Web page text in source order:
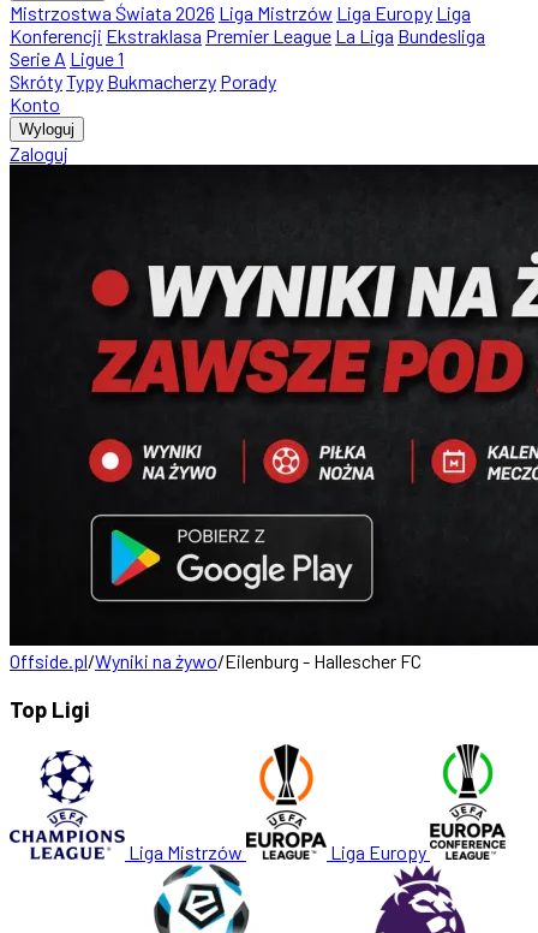
Mistrzostwa Świata 2026 Liga Mistrzów Liga Europy Liga
Konferencji Ekstraklasa Premier League La Liga Bundesliga
Serie A Ligue 1
SkrótyTypy Bukmacherzy Porady
Konto
Wyloguj
Zaloguj
Offside.pl/Wyniki na żywo/Eilenburg - Hallescher FC
Top Ligi
Liga Mistrzów Liga Europy